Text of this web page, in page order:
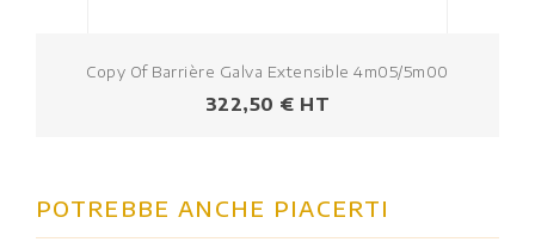
Copy Of Barrière Galva Extensible 4m05/5m00
Prezzo
322,50 € HT
POTREBBE ANCHE PIACERTI